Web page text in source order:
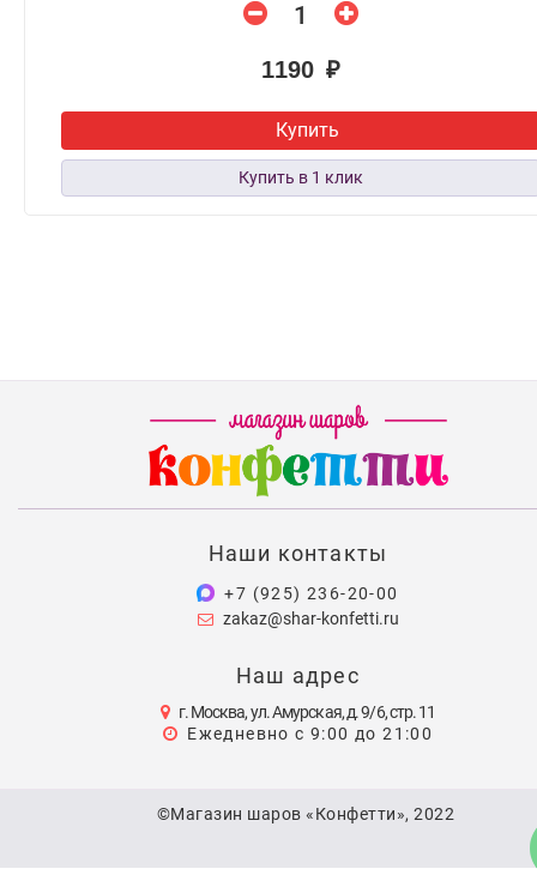
1190 ₽
Купить
Наши контакты
+7 (925) 236-20-00
zakaz@shar-konfetti.ru
Наш адрес
г. Москва, ул. Амурская, д. 9/6, стр. 11
Ежедневно с 9:00 до 21:00
©Магазин шаров «Конфетти», 2022